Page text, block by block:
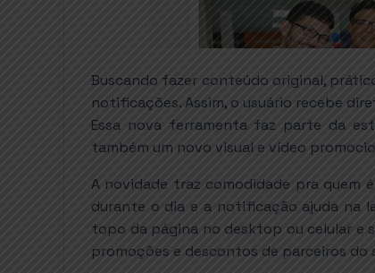
Buscando fazer conteúdo original,
notificações. Assim, o usuário recebe
Essa nova ferramenta faz parte da
também um novo visual e vídeo
A novidade traz comodidade pra quem
durante o dia e a notificação ajuda na
topo da página no desktop ou celular e
promoções e descontos de parceiros do